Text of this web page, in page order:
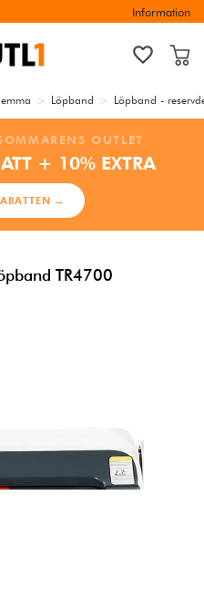
Information
> Löpband > Löpband -
OUTLET
+ 10% EXTRA
→
TR4700